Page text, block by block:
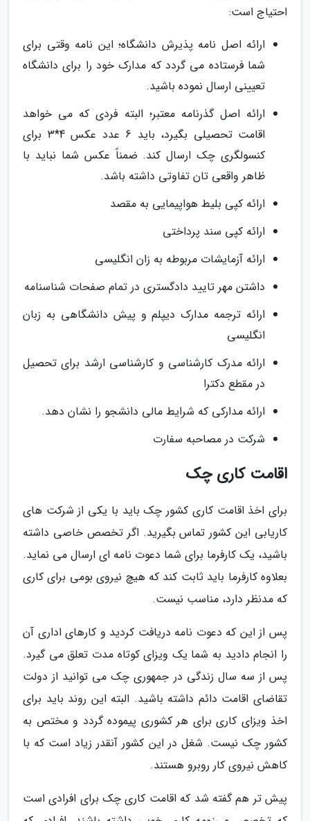
احتیاج است:
ارائه اصل نامه پذیرش دانشگاه؛ این نامه وقتی برای
شما فرستاده می گردد که مدارک خود را برای دانشگاه
تعیینی ارسال نموده باشید.
ارائه اصل گذرنامه معتبر؛ البته فردی که می خواهد
اقامت تحصیلی بگیرد، باید 6 عدد عکس 4*3 برای
کنسولگری چک ارسال کند. ضمناً عکس شما نباید با
ظاهر واقعی تان تفاوتی داشته باشد.
ارائه کپی بلیط هواپیمایی به مقصد
ارائه کپی سند پرداختی
ارائه آزمایشات مربوطه به زان انگلیسی
داشتن مهر تایید دادگستری در تمام صفحات شناسنامه
ارائه ترجمه مدارک دیپلم و پیش دانشگاهی به زبان
انگلیسی
ارائه مدرک کارشناسی و کارشناسی ارشد برای تحصیل
در مقطع دکترا
ارائه مدارکی که شرایط مالی دانشجو را نشان دهد.
شرکت در مصاحبه سفارت
اقامت کاری چک
برای اخذ اقامت کاری کشور چک باید با یکی از شرکت های
کاریابی این کشور تماس بگیرید. اگر تخصص خاصی داشته
باشید، یک کارفرما برای شما دعوت نامه ای ارسال می نماید.
بعلاوه کارفرما باید ثابت کند که هیچ نیروی بومی برای کاری
که مدنظر دارد، مناسب نیست.
پس از این که دعوت نامه دریافت کردید و کارهای اداری آن
را انجام دادید به شما یک ویزای کوتاه مدت تعلق می گیرد.
پس از سه سال زندگی در جمهوری چک می توانید از دولت
تقاضای اقامت دائم داشته باشید. البته این روند باید برای
اخذ ویزای کاری برای هر کشوری پیموده گردد و مختص به
کشور چک نیست. شغل در این کشور آنقدر زیاد است که با
کاهش نیروی کار روبرو هستند.
پیش تر هم گفته شد که اقامت کاری چک برای افرادی است